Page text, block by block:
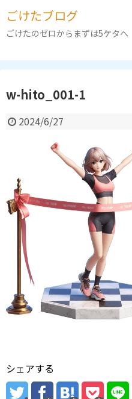
ごけたブログ
ごけたのゼロからまずは5ケタへ
w-hito_001-1
2024/6/27
シェアする